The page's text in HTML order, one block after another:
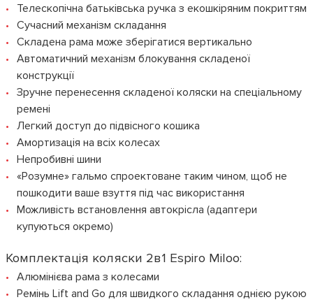
Телескопічна батьківська ручка з екошкіряним покриттям
Сучасний механізм складання
Складена рама може зберігатися вертикально
Автоматичний механізм блокування складеної
конструкції
Зручне перенесення складеної коляски на спеціальному
ремені
Легкий доступ до підвісного кошика
Амортизація на всіх колесах
Непробивні шини
«Розумне» гальмо спроектоване таким чином, щоб не
пошкодити ваше взуття під час використання
Можливість встановлення автокрісла (адаптери
купуються окремо)
Комплектація коляски 2в1 Espiro Miloo:
Алюмінієва рама з колесами
Ремінь Lift and Go для швидкого складання однією рукою